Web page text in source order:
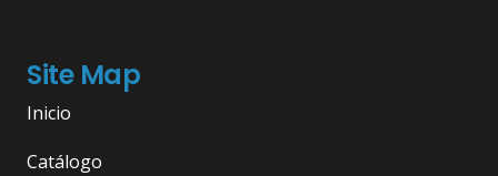
Site Map
Inicio
Catálogo